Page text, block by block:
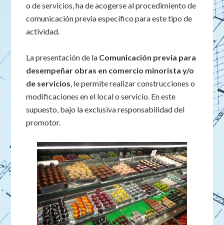
o de servicios, ha de acogerse al procedimiento de
comunicación previa específico para este tipo de
actividad.
La presentación de la Comunicación previa para
desempeñar obras en comercio minorista y/o
de servicios, le permite realizar construcciones o
modificaciones en el local o servicio. En este
supuesto, bajo la exclusiva responsabilidad del
promotor.